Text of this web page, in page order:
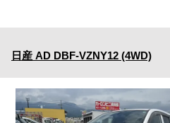
日産 AD DBF-VZNY12 (4WD)